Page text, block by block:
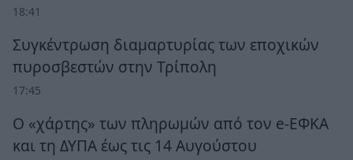
18:41
Συγκέντρωση διαμαρτυρίας των εποχικών
πυροσβεστών στην Τρίπολη
17:45
Ο «χάρτης» των πληρωμών από τον e-ΕΦΚΑ
και τη ΔΥΠΑ έως τις 14 Αυγούστου